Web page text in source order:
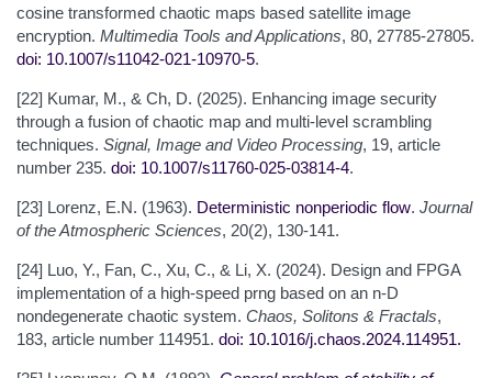
cosine transformed chaotic maps based satellite image
encryption. Multimedia Tools and Applications, 80, 27785-27805.
doi: 10.1007/s11042-021-10970-5.
[22] Kumar, M., & Ch, D. (2025). Enhancing image security
through a fusion of chaotic map and multi-level scrambling
techniques. Signal, Image and Video Processing, 19, article
number 235. doi: 10.1007/s11760-025-03814-4.
[23] Lorenz, E.N. (1963). Deterministic nonperiodic flow. Journal
of the Atmospheric Sciences, 20(2), 130-141.
[24] Luo, Y., Fan, C., Xu, C., & Li, X. (2024). Design and FPGA
implementation of a high-speed prng based on an n-D
nondegenerate chaotic system. Chaos, Solitons & Fractals,
183, article number 114951. doi: 10.1016/j.chaos.2024.114951.